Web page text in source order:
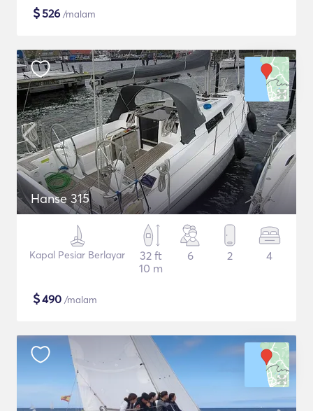
$526 /malam
Hanse 315
Kapal Pesiar Berlayar
32 ft
10 m
6 2 4
$490 /malam